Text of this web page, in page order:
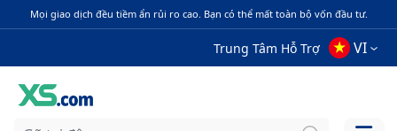
Mọi giao dịch đều tiềm ẩn rủi ro cao. Bạn có thể mất toàn bộ vốn đầu tư.
Trung Tâm Hỗ Trợ VI